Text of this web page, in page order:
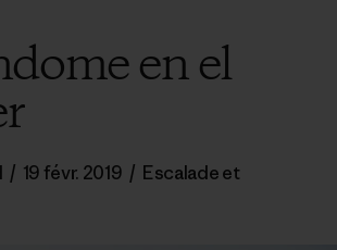
en el
/ 19 févr. 2019 / Escalade et